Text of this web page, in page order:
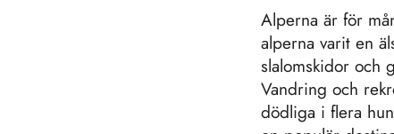
Alperna är för
alperna varit en
slalomskidor och
Vandring och
dödliga i flera